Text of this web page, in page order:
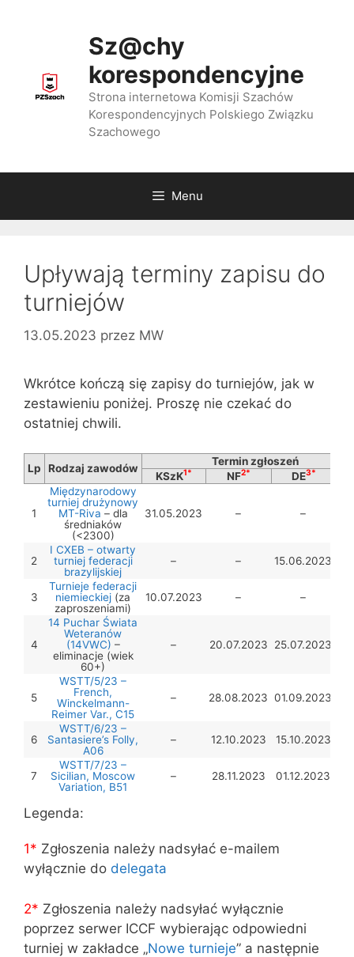
Sz@chy
korespondencyjne
Strona internetowa Komisji Szachów
Korespondencyjnych Polskiego Związku
Szachowego
Menu
Upływają terminy zapisu do
turniejów
13.05.2023 przez MW
Wkrótce kończą się zapisy do turniejów, jak w
zestawieniu poniżej. Proszę nie czekać do
ostatniej chwili.
Lp Rodzaj zawodów
Termin zgłoszeń
KSzK1* NF2* DE3*
1
Międzynarodowy
turniej drużynowy
MT-Riva – dla
średniaków
(<2300)
31.05.2023 – –
2
I CXEB – otwarty
turniej federacji
brazylijskiej
– – 15.06.2023
3
Turnieje federacji
niemieckiej (za
zaproszeniami)
10.07.2023 – –
4
14 Puchar Świata
Weteranów
(14VWC) –
eliminacje (wiek
60+)
– 20.07.2023 25.07.2023
5
WSTT/5/23 –
French,
Winckelmann-
Reimer Var., C15
– 28.08.2023 01.09.2023
6
WSTT/6/23 –
Santasiere’s Folly,
A06
– 12.10.2023 15.10.2023
7
WSTT/7/23 –
Sicilian, Moscow
Variation, B51
– 28.11.2023 01.12.2023
Legenda:
1* Zgłoszenia należy nadsyłać e-mailem
wyłącznie do delegata
2* Zgłoszenia należy nadsyłać wyłącznie
poprzez serwer ICCF wybierając odpowiedni
turniej w zakładce „Nowe turnieje” a następnie